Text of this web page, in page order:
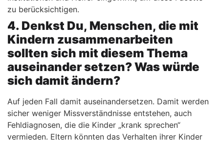
zu berücksichtigen.
4. Denkst Du, Menschen, die mit
Kindern zusammenarbeiten
sollten sich mit diesem Thema
auseinander setzen? Was würde
sich damit ändern?
Auf jeden Fall damit auseinandersetzen. Damit werden
sicher weniger Missverständnisse entstehen, auch
Fehldiagnosen, die die Kinder „krank sprechen“
vermieden. Eltern könnten das Verhalten ihrer Kinder